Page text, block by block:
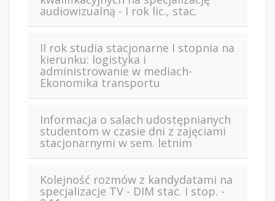
audiowizualną - I rok lic., stac.
II rok studia stacjonarne I stopnia na
kierunku: logistyka i
administrowanie w mediach-
Ekonomika transportu
Informacja o salach udostępnianych
studentom w czasie dni z zajęciami
stacjonarnymi w sem. letnim
Kolejność rozmów z kandydatami na
specjalizacje TV - DIM stac. I stop. -